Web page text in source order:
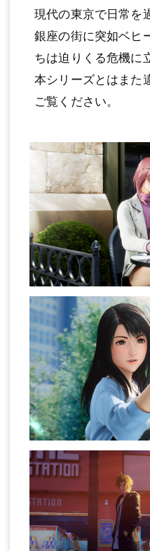
現代の東京で日常を
銀座の街に突如ベヒ
ちは迫りくる危機に
本シリーズとはまた
ご覧ください。